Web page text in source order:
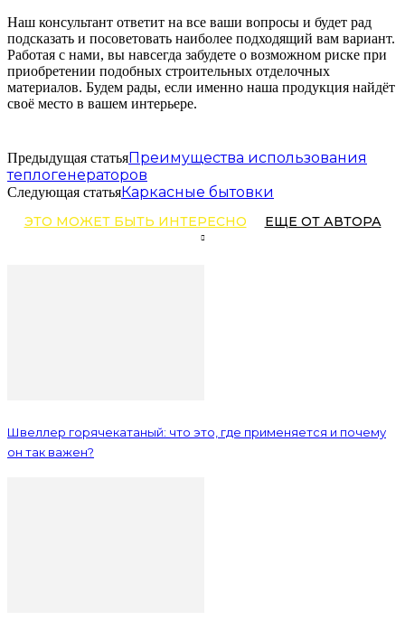
Наш консультант ответит на все ваши вопросы и будет рад
подсказать и посоветовать наиболее подходящий вам вариант.
Работая с нами, вы навсегда забудете о возможном риске при
приобретении подобных строительных отделочных
материалов. Будем рады, если именно наша продукция найдёт
своё место в вашем интерьере.
Предыдущая статьяПреимущества использования
теплогенераторов
Следующая статьяКаркасные бытовки
ЭТО МОЖЕТ БЫТЬ ИНТЕРЕСНО ЕЩЕ ОТ АВТОРА
Швеллер горячекатаный: что это, где применяется и почему
он так важен?